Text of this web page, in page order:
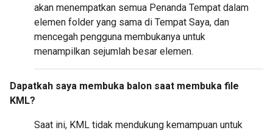
akan menempatkan semua Penanda Tempat dalam
elemen folder yang sama di Tempat Saya, dan
mencegah pengguna membukanya untuk
menampilkan sejumlah besar elemen.
Dapatkah saya membuka balon saat membuka file
KML?
Saat ini, KML tidak mendukung kemampuan untuk